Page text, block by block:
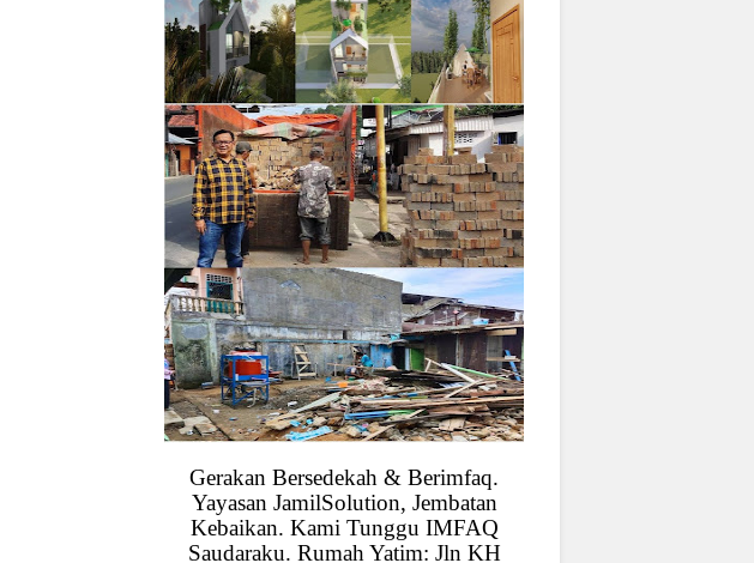
Gerakan Bersedekah & Berimfaq.
Yayasan JamilSolution, Jembatan
Kebaikan. Kami Tunggu IMFAQ
Saudaraku. Rumah Yatim: Jln KH